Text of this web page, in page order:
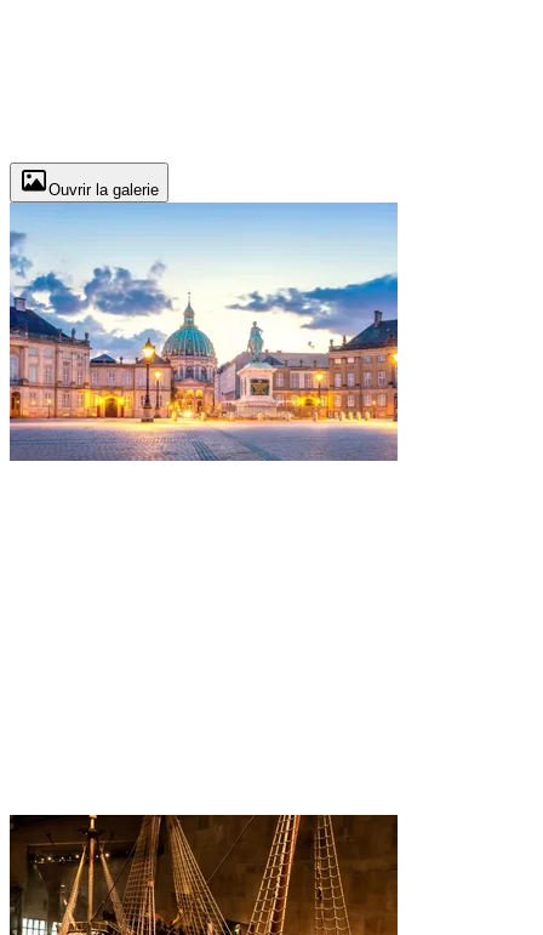
Ouvrir la galerie